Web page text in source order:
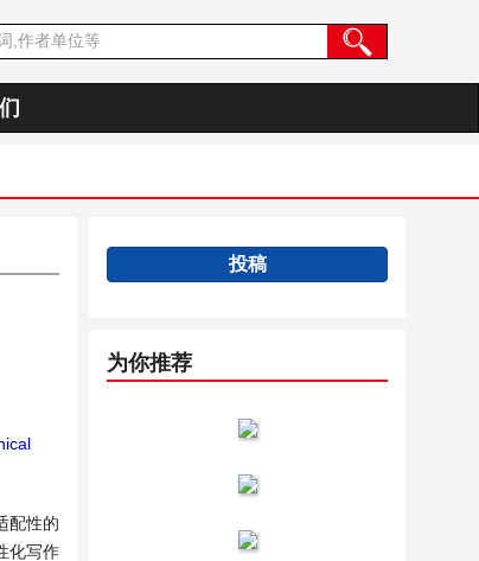
配性的
化写作
投稿
为你推荐